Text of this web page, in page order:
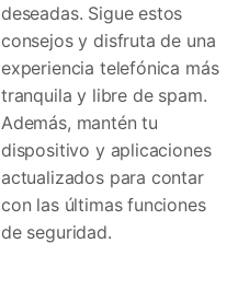
deseadas. Sigue estos
consejos y disfruta de una
experiencia telefónica más
tranquila y libre de spam.
Además, mantén tu
dispositivo y aplicaciones
actualizados para contar
con las últimas funciones
de seguridad.